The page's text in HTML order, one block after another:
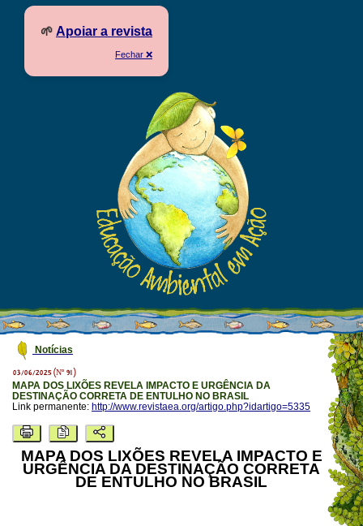
🌱 Apoiar a revista
Fechar ❌
Notícias
03/06/2025 (Nº 91)
MAPA DOS LIXÕES REVELA IMPACTO E URGÊNCIA DA
DESTINAÇÃO CORRETA DE ENTULHO NO BRASIL
Link permanente: http://www.revistaea.org/artigo.php?idartigo=5335
MAPA DOS LIXÕES REVELA IMPACTO E
URGÊNCIA DA DESTINAÇÃO CORRETA
DE ENTULHO NO BRASIL